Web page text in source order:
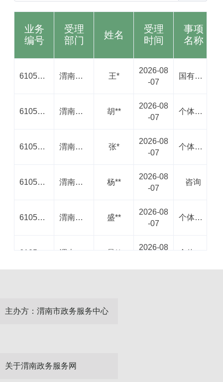
业务
编号
受理
部门
姓名
受理
时间
事项
名称
61059120260807000875788048 渭南高新区不动产登记中心 王*
2026-08
-07
国有建设用地使用权及房屋所有权注销登记
61059120260807001277772574 渭南市高新区行政审批局 胡**
2026-08
-07
个体工商户设立登记
61059120260807001116520711 渭南市高新区行政审批局 张*
2026-08
-07
个体工商户设立登记
61059120260807000864198377 渭南市高新区行政审批局 杨**
2026-08
-07
咨询
61059120260807001076292909 渭南市高新区行政审批局 盛**
2026-08
-07
个体工商户设立登记
暴**
2026-08
主办方：渭南市政务服务中心
关于渭南政务服务网